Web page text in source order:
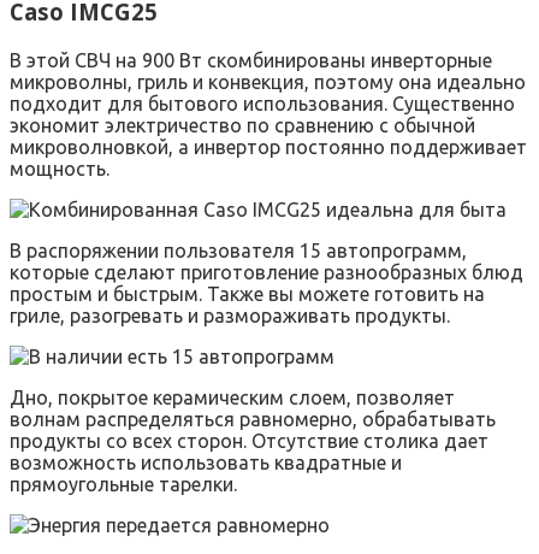
Caso IMCG25
В этой СВЧ на 900 Вт скомбинированы инверторные
микроволны, гриль и конвекция, поэтому она идеально
подходит для бытового использования. Существенно
экономит электричество по сравнению с обычной
микроволновкой, а инвертор постоянно поддерживает
мощность.
В распоряжении пользователя 15 автопрограмм,
которые сделают приготовление разнообразных блюд
простым и быстрым. Также вы можете готовить на
гриле, разогревать и размораживать продукты.
Дно, покрытое керамическим слоем, позволяет
волнам распределяться равномерно, обрабатывать
продукты со всех сторон. Отсутствие столика дает
возможность использовать квадратные и
прямоугольные тарелки.